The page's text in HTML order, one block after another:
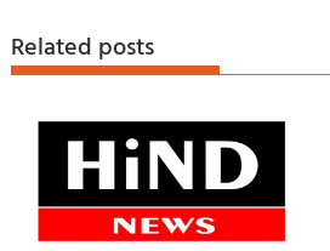
Related posts